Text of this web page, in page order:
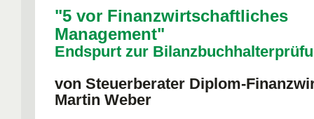
"5 vor Finanzwirtschaftliches
Management"
Endspurt zur
von Steuerberater Diplom-
Martin Weber